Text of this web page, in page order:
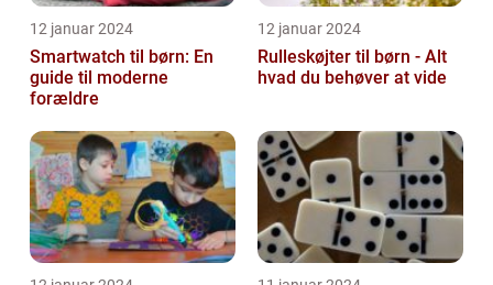
12 januar 2024
Smartwatch til børn: En
guide til moderne
forældre
12 januar 2024
Rulleskøjter til børn - Alt
hvad du behøver at vide